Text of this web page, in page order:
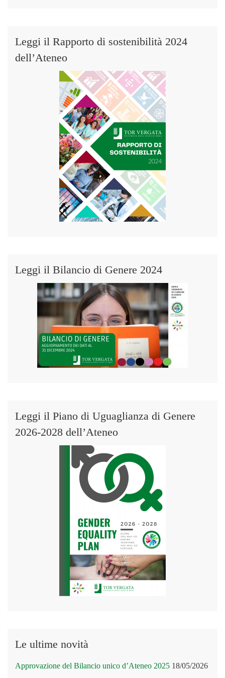
Leggi il Rapporto di sostenibilità 2024
dell’Ateneo
Leggi il Bilancio di Genere 2024
Leggi il Piano di Uguaglianza di Genere
2026-2028 dell’Ateneo
Le ultime novità
Approvazione del Bilancio unico d’Ateneo 2025 18/05/2026